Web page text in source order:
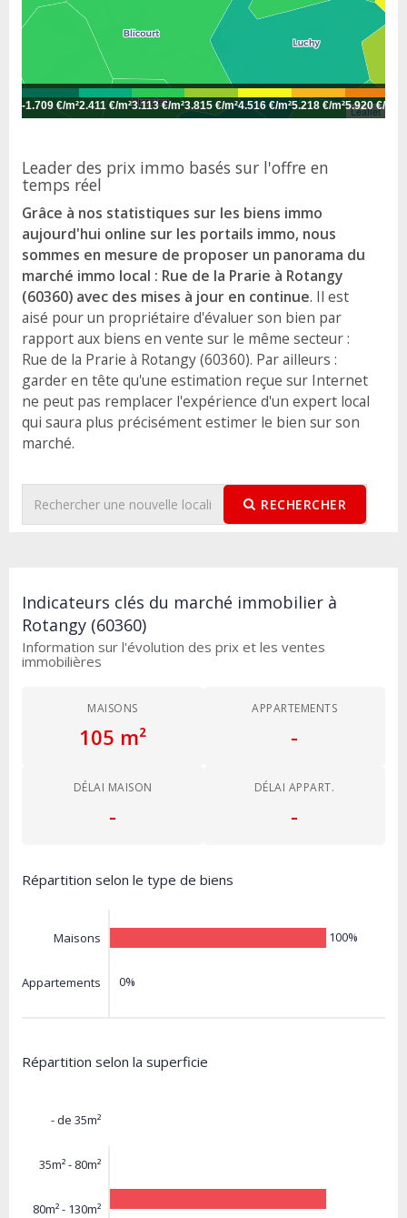
Leaflet
-1.709 €/m²2.411 €/m²3.113 €/m²3.815 €/m²4.516 €/m²5.218 €/m²5.920 €/m²
Leader des prix immo basés sur l'offre en
temps réel
Grâce à nos statistiques sur les biens immo
aujourd'hui online sur les portails immo, nous
sommes en mesure de proposer un panorama du
marché immo local : Rue de la Prarie à Rotangy
(60360) avec des mises à jour en continue. Il est
aisé pour un propriétaire d'évaluer son bien par
rapport aux biens en vente sur le même secteur :
Rue de la Prarie à Rotangy (60360). Par ailleurs :
garder en tête qu'une estimation reçue sur Internet
ne peut pas remplacer l'expérience d'un expert local
qui saura plus précisément estimer le bien sur son
marché.
RECHERCHER
Indicateurs clés du marché immobilier à
Rotangy (60360)
Information sur l'évolution des prix et les ventes
immobilières
MAISONS
105 m²
APPARTEMENTS
-
DÉLAI MAISON
-
DÉLAI APPART.
-
Répartition selon le type de biens
Maisons
Appartements
100%
0%
Répartition selon la superficie
- de 35m²
35m² - 80m²
80m² - 130m²